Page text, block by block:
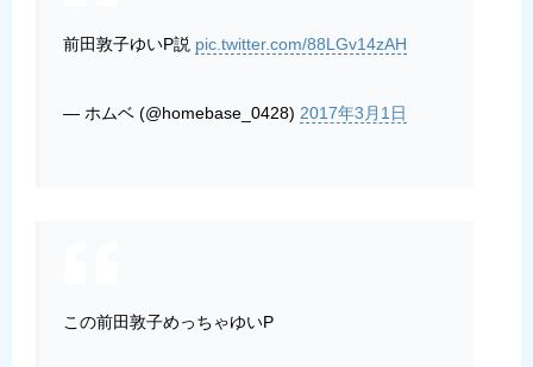
前田敦子ゆいP説 pic.twitter.com/88LGv14zAH
— ホムベ (@homebase_0428) 2017年3月1日
この前田敦子めっちゃゆいP